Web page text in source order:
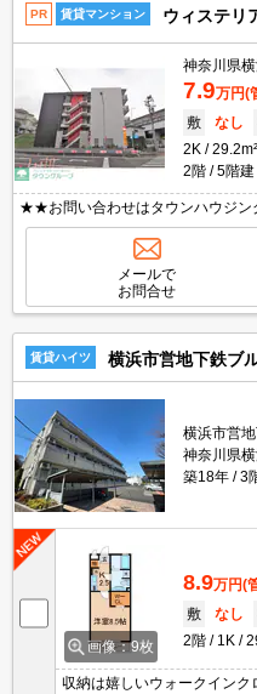
PR 賃貸マンション ウィステリ
神奈川県
7.9万円(
敷
なし
2K
29.2m²
2階
5階
★★お問い合わせはタウンハウジ
メールで
お問合せ
賃貸ハイツ 横浜市営地下鉄ブル
横浜市営
神奈川県
築18年
3
画像：9枚
8.9万円(
敷
なし
2階
1K
収納は嬉しいウォークインク